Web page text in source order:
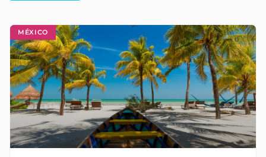
MÉXICO